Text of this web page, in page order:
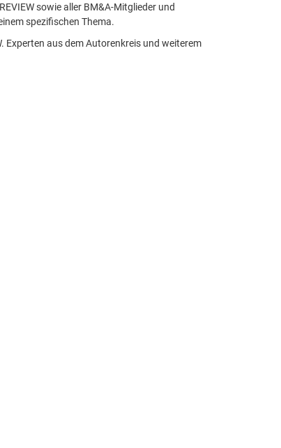
sowie aller BM&A-Mitglieder und
spezifischen Thema.
Experten aus dem Autorenkreis und weiterem